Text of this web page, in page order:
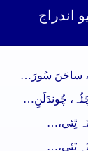
اندراج
ساجَنَ سُورَ…
چُوندَلَنِ…
ٿِئي،…
ٿِئي،…